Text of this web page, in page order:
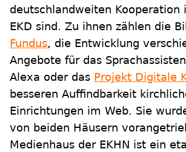
deutschlandweiten Kooperation
EKD sind. Zu ihnen zählen die
Fundus, die Entwicklung
Angebote für das
Alexa oder das Projekt Digitale
besseren Auffindbarkeit
Einrichtungen im Web. Sie
von beiden Häusern
Medienhaus der EKHN ist ein